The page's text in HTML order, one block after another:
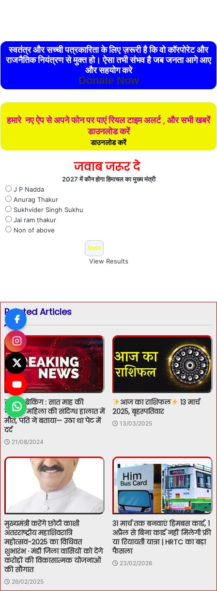
स्वतंत्र और सच्ची पत्रकारिता के लिए ज़रूरी है कि वो कॉरपोरेट और
राजनैतिक नियंत्रण से मुक्त हो। ऐसा तभी संभव है जब जनता आगे आए
और सहयोग करे
Donate Now
हमारे नए ऐप से अपने फोन पर पाएं रियल टाइम अलर्ट , और सभी खबरें
डाउनलोड करें
डाउनलोड करें
जवाब जरूर दे
2027 में कौन होगा हिमाचल का मुख्य मंत्री
J P Nadda
Anurag Thakur
Sukhvider Singh Sukhu
Jai ram thakur
Non of above
View Results
Related Articles
सोलन ब्रेकिंग : सात माह की
गर्भवती महिला की संदिग्ध हालात में
मौत, पति ने बताया— उठा था पेट में
दर्द
21/08/2024
आज का राशिफल
13 मार्च
2025, बृहस्पतिवार
13/03/2025
मुख्यमंत्री करेंगे छोटी काशी
अंतरराष्ट्रीय महाशिवरात्रि
महोत्सव-2025 का विधिवत
शुभारंभ · मंडी जिला वासियों को देंगे
करोड़ों की विकासात्मक योजनाओं
की सौगात
26/02/2025
31 मार्च तक बनवाएं हिमबस कार्ड, 1
अप्रैल से बिना कार्ड नहीं मिलेगी फ्री
या रियायती यात्रा | HRTC का बड़ा
फैसला
23/02/2026